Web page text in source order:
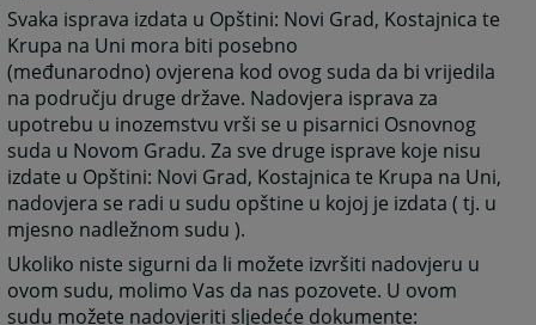
Svaka isprava izdata u Opštini: Novi Grad, Kostajnica te
Krupa na Uni mora biti posebno
(međunarodno) ovjerena kod ovog suda da bi vrijedila
na području druge države. Nadovjera isprava za
upotrebu u inozemstvu vrši se u pisarnici Osnovnog
suda u Novom Gradu. Za sve druge isprave koje nisu
izdate u Opštini: Novi Grad, Kostajnica te Krupa na Uni,
nadovjera se radi u sudu opštine u kojoj je izdata ( tj. u
mjesno nadležnom sudu ).
Ukoliko niste sigurni da li možete izvršiti nadovjeru u
ovom sudu, molimo Vas da nas pozovete. U ovom
sudu možete nadovjeriti sljedeće dokumente: